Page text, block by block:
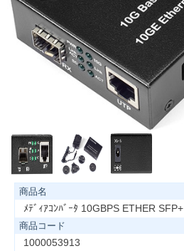
商品名
ﾒﾃﾞｨｱｺﾝﾊﾞｰﾀ 10GBPS ETHER SFP+
商品コード
1000053913